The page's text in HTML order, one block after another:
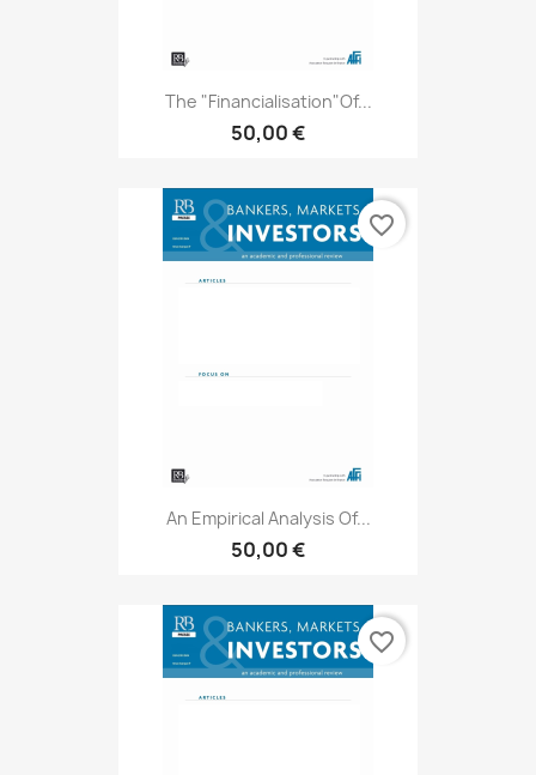
The "Financialisation"of...
50,00 €
An Empirical Analysis Of...
50,00 €
favorite_border
favorite_border